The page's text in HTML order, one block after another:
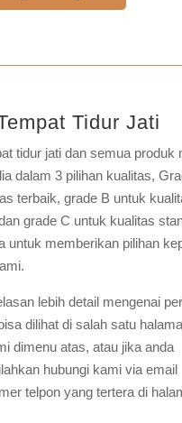
Tidur Jati
tidur jati dan semua produk
dalam 3 pilihan kualitas,
terbaik, grade B untuk
grade C untuk kualitas
untuk memberikan pilihan
lebih detail mengenai
dilihat di salah satu
dimenu atas, atau jika anda
hubungi kami via email
telpon yang tertera di